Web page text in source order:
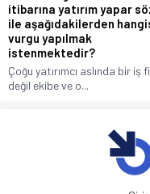
itibarına yatırım yapar
ile aşağıdakilerden
vurgu yapılmak
istenmektedir?
Çoğu yatırımcı aslında bir iş
değil ekibe ve o...